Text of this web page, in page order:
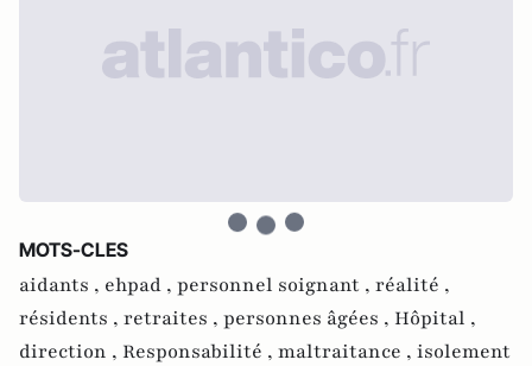
MOTS-CLES
aidants , ehpad , personnel soignant , réalité ,
résidents , retraites , personnes âgées , Hôpital ,
direction , Responsabilité , maltraitance , isolement